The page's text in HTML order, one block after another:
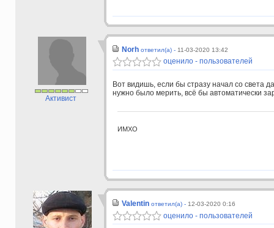
Активист
Norh ответил(а) - 11-03-2020 13:42
оценило - пользователей
Вот видишь, если бы стразу начал со света
нужно было мерить, всё бы автоматически
ИМХО
Valentin ответил(а) - 12-03-2020 0:16
оценило - пользователей